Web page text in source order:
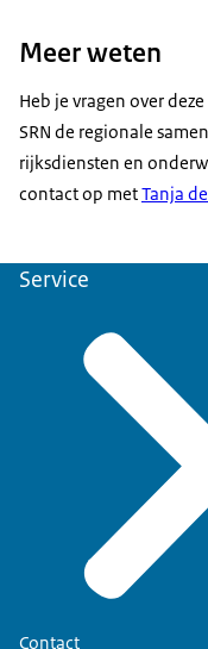
Meer weten
Heb je vragen over
SRN de regionale
rijksdiensten en
contact op metTanja
Service
Contact